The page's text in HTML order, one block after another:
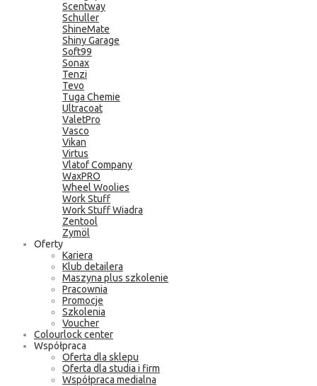
Scentway
Schuller
ShineMate
Shiny Garage
Soft99
Sonax
Tenzi
Tevo
Tuga Chemie
Ultracoat
ValetPro
Vasco
Vikan
Virtus
Vlatof Company
WaxPRO
Wheel Woolies
Work Stuff
Work Stuff Wiadra
Zentool
Zymöl
Oferty
Kariera
Klub detailera
Maszyna plus szkolenie
Pracownia
Promocje
Szkolenia
Voucher
Colourlock center
Współpraca
Oferta dla sklepu
Oferta dla studia i firm
Współpraca medialna